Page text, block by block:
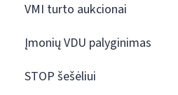
VMI turto aukcionai
Įmonių VDU palyginimas
STOP šešėliui